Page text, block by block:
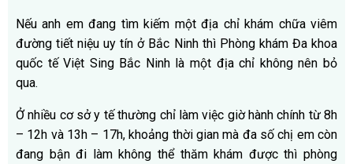
Nếu anh em đang tìm kiếm một địa chỉ khám chữa viêm
đường tiết niệu uy tín ở Bắc Ninh thì Phòng khám Đa khoa
quốc tế Việt Sing Bắc Ninh là một địa chỉ không nên bỏ
qua.
Ở nhiều cơ sở y tế thường chỉ làm việc giờ hành chính từ 8h
– 12h và 13h – 17h, khoảng thời gian mà đa số chị em còn
đang bận đi làm không thể thăm khám được thì phòng